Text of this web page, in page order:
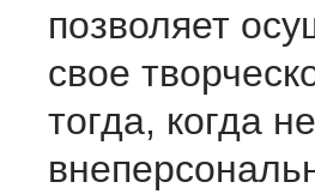
позволяет
свое
тогда, когда